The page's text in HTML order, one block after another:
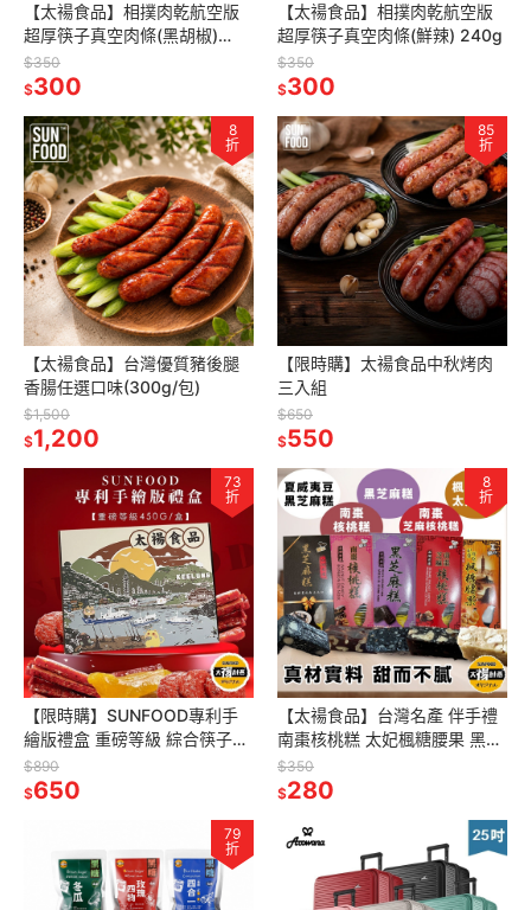
【太禓食品】相撲肉乾航空版
超厚筷子真空肉條(黑胡椒)
240g
$350
$300
【太禓食品】相撲肉乾航空版
超厚筷子真空肉條(鮮辣) 240g
$350
$300
8
折
【太禓食品】台灣優質豬後腿
香腸任選口味(300g/包)
$1,500
$1,200
85
折
【限時購】太禓食品中秋烤肉
三入組
$650
$550
73
折
【限時購】SUNFOOD專利手
繪版禮盒 重磅等級 綜合筷子肉
乾/綜合水果肉乾/金幣肉乾
(450G盒)
$890
$650
8
折
【太禓食品】台灣名產 伴手禮
南棗核桃糕 太妃楓糖腰果 黑芝
麻糕 黑芝麻糕夏威夷豆 南棗核
桃黑芝麻糕
$350
$280
79
折